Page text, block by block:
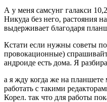
А у меня самсунг галакси
Никуда без него, растояния
выдерживает благодаря
Кстати если нужны советы
провокационные)
андроиде есть дома. Я
а я жду когда же на
работать с такими
Корел. так что для работы